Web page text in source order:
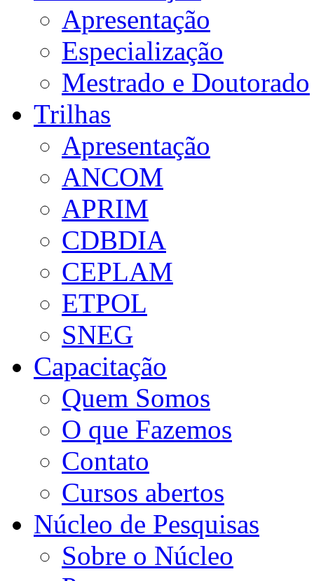
Apresentação
Especialização
Mestrado e Doutorado
Trilhas
Apresentação
ANCOM
APRIM
CDBDIA
CEPLAM
ETPOL
SNEG
Capacitação
Quem Somos
O que Fazemos
Contato
Cursos abertos
Núcleo de Pesquisas
Sobre o Núcleo